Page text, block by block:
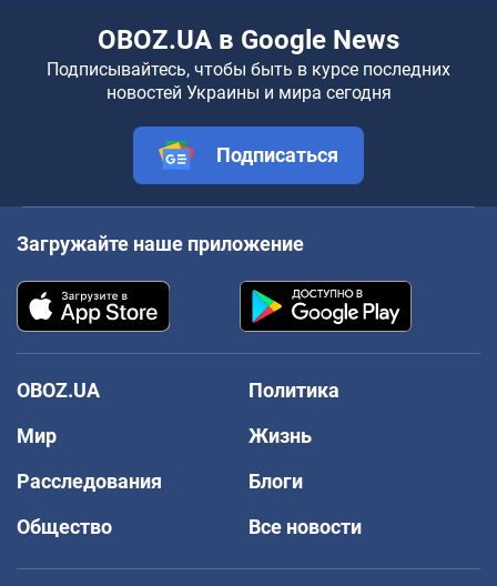
OBOZ.UA в Google News
Подписывайтесь, чтобы быть в курсе последних
новостей Украины и мира сегодня
Подписаться
Загружайте наше приложение
OBOZ.UA
Политика
Мир
Жизнь
Расследования
Блоги
Общество
Все новости